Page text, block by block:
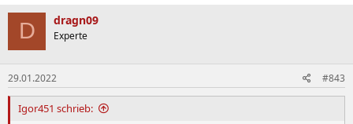
D dragn09
Experte
29.01.2022 #843
Igor451 schrieb: